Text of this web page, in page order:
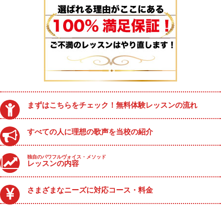
まずはこちらをチェック！無料体験レッスンの流れ
すべての人に理想の歌声を当校の紹介
独自のパワフルヴォイス・メソッド
レッスンの内容
さまざまなニーズに対応コース・料金